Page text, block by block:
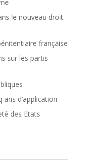
le nouveau droit
française
sur les partis
ans d’application
des Etats